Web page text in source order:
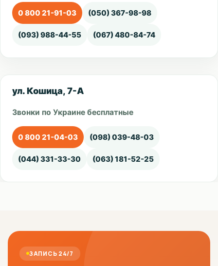
0 800 21-91-03 (050) 367-98-98
(093) 988-44-55 (067) 480-84-74
ул. Кошица, 7-А
Звонки по Украине бесплатные
0 800 21-04-03 (098) 039-48-03
(044) 331-33-30 (063) 181-52-25
ЗАПИСЬ 24/7